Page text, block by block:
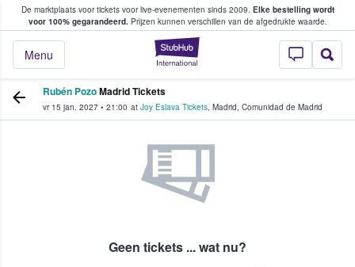
De marktplaats voor tickets voor live-evenementen sinds 2009. Elke bestelling wordt
voor 100% gegarandeerd.Prijzen kunnen verschillen van de afgedrukte waarde.
StubHub: waar
Menu
tickets kopen en verkopen
Rubén PozoMadrid Tickets
vr 15 jan. 2027 • 21:00 at Joy Eslava Tickets, Madrid, Comunidad de Madrid
Geen tickets ... wat nu?